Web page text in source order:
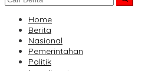
Home
Berita
Nasional
Pemerintahan
Politik